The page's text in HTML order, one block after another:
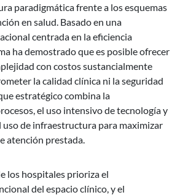
paradigmática frente a los esquemas
en salud. Basado en una
centrada en la eficiencia
ha demostrado que es posible ofrecer
con costos sustancialmente
la calidad clínica ni la seguridad
estratégico combina la
el uso intensivo de tecnología y
uso de infraestructura para maximizar
atención prestada.
los hospitales prioriza el
del espacio clínico, y el